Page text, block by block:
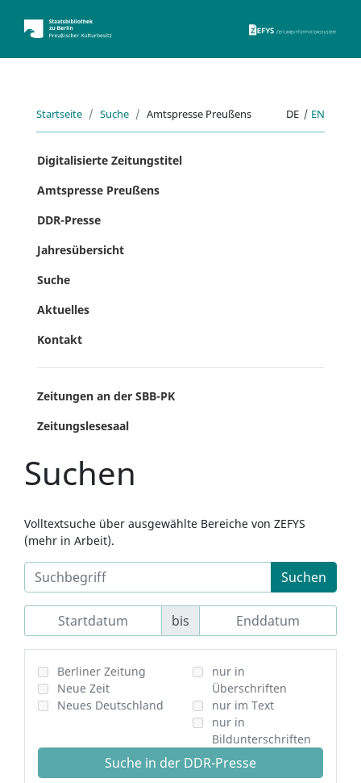
Startseite Suche Amtspresse Preußens DE | EN
Digitalisierte Zeitungstitel
Amtspresse Preußens
DDR-Presse
Jahresübersicht
Suche
Aktuelles
Kontakt
Zeitungen an der SBB-PK
Zeitungslesesaal
Suchen
Volltextsuche über ausgewählte Bereiche von ZEFYS
(mehr in Arbeit).
Suchen
bis
Berliner Zeitung
Neue Zeit
Neues Deutschland
nur in
Überschriften
nur im Text
nur in
Bildunterschriften
Suche in der DDR-Presse